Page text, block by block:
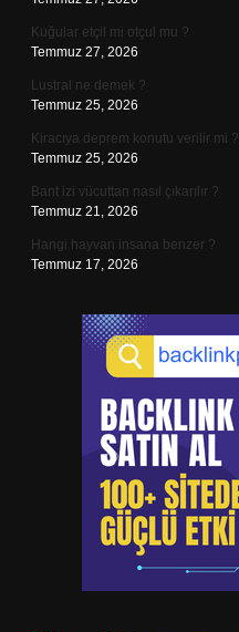
Kuğular etçil mi otçul mu ?
Temmuz 27, 2026
Lustral ne demek ?
Temmuz 25, 2026
Kiracıya deprem konutu verilir mi ?
Temmuz 25, 2026
Bant izi vücuttan nasıl çıkarılır ?
Temmuz 21, 2026
Hangi hayvan insana benzer ?
Temmuz 17, 2026